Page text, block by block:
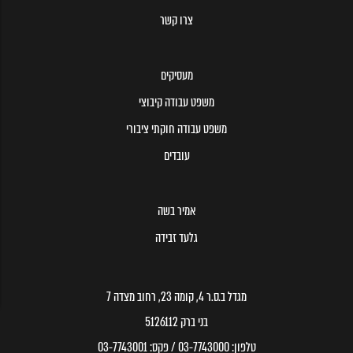
צרו קשר
מעסיקים
משפט עבודה קיבוצי
משפט עבודה חוקתי ציבורי
עובדים
אמיר בשה
גלעד זבידה
מגדל ב.ס.ר 4, קומה 23, רחוב מצדה 7
בני ברק 5126112
טלפון:03-7743000/ פקס:03-7743001